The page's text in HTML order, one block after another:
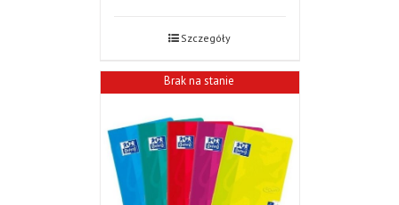
Szczegóły
Brak na stanie